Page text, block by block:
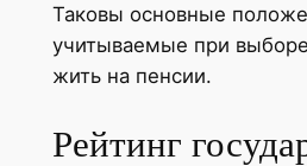
Таковы основные
учитываемые при
жить на пенсии.
Рейтинг